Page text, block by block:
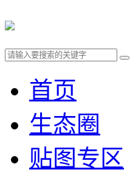
首页
生态圈
贴图专区